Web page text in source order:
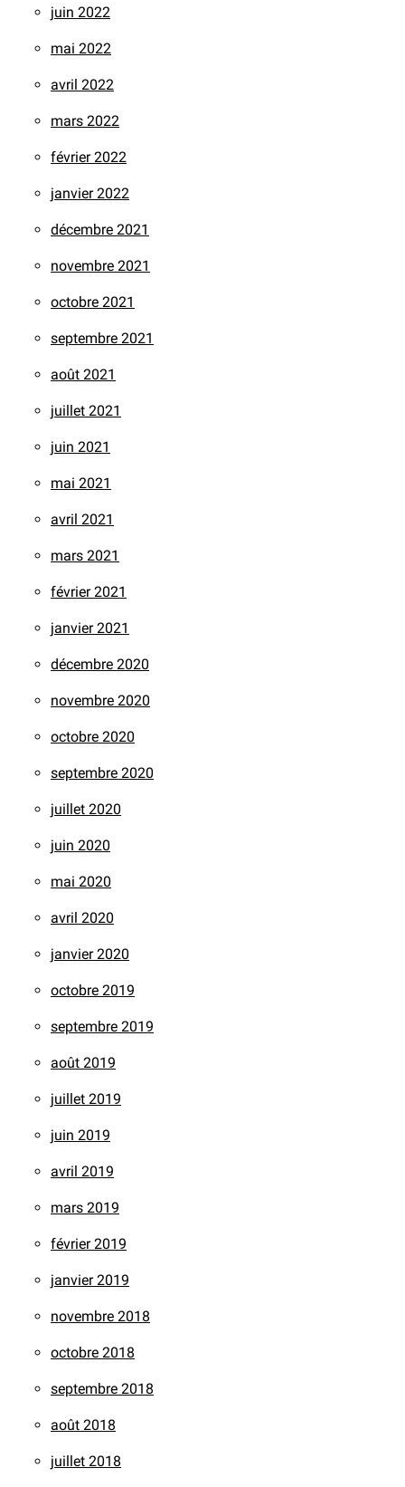
juin 2022
mai 2022
avril 2022
mars 2022
février 2022
janvier 2022
décembre 2021
novembre 2021
octobre 2021
septembre 2021
août 2021
juillet 2021
juin 2021
mai 2021
avril 2021
mars 2021
février 2021
janvier 2021
décembre 2020
novembre 2020
octobre 2020
septembre 2020
juillet 2020
juin 2020
mai 2020
avril 2020
janvier 2020
octobre 2019
septembre 2019
août 2019
juillet 2019
juin 2019
avril 2019
mars 2019
février 2019
janvier 2019
novembre 2018
octobre 2018
septembre 2018
août 2018
juillet 2018